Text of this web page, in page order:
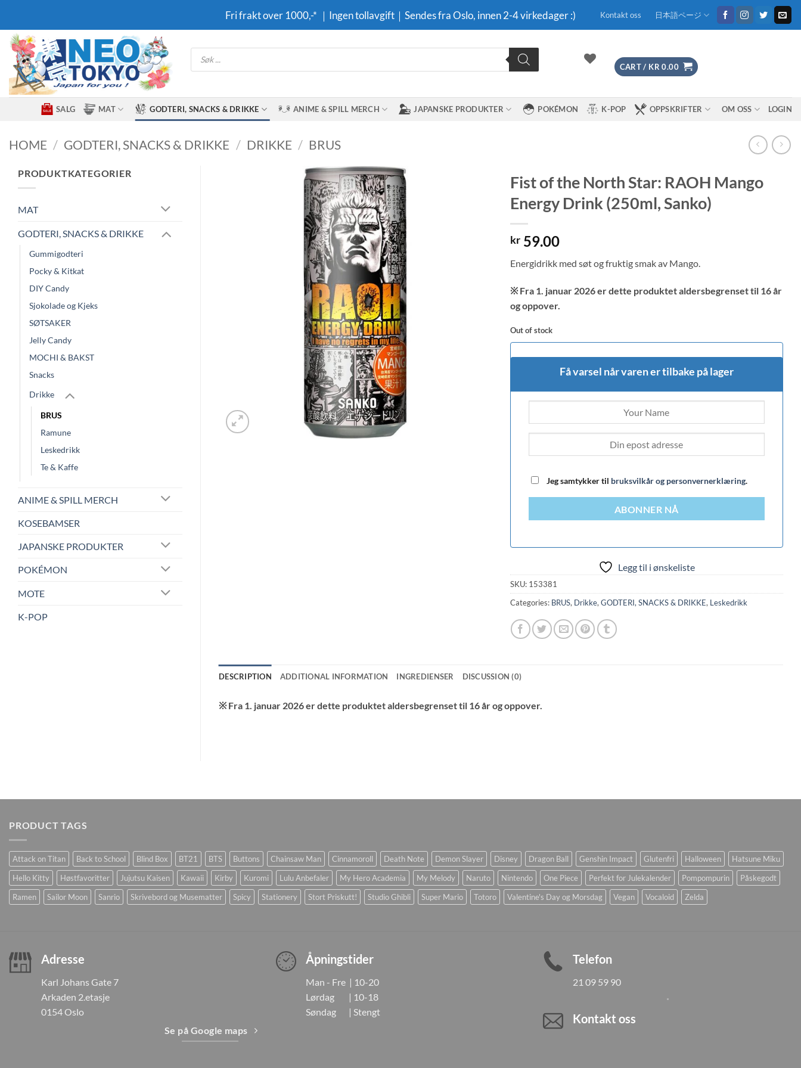
content
Fri frakt over 1000,-* ｜Ingen tollavgift｜Sendes fra Oslo, innen 2-4 virkedager :) Kontakt oss 日本語ページ
Products
search
CART / KR 0.00
SALG MAT GODTERI, SNACKS & DRIKKE ANIME & SPILL MERCH JAPANSKE PRODUKTER POKÉMON K-POP OPPSKRIFTER OM OSS LOGIN
HOME / GODTERI, SNACKS & DRIKKE / DRIKKE / BRUS
PRODUKTKATEGORIER
MAT
GODTERI, SNACKS & DRIKKE
Gummigodteri
Pocky & Kitkat
DIY Candy
Sjokolade og Kjeks
SØTSAKER
Jelly Candy
MOCHI & BAKST
Snacks
Drikke
BRUS
Ramune
Leskedrikk
Te & Kaffe
ANIME & SPILL MERCH
KOSEBAMSER
JAPANSKE PRODUKTER
POKÉMON
MOTE
K-POP
Fist of the North Star: RAOH Mango
Energy Drink (250ml, Sanko)
kr59.00
Energidrikk med søt og fruktig smak av Mango.
※ Fra 1. januar 2026 er dette produktet aldersbegrenset til 16 år
og oppover.
Out of stock
Få varsel når varen er tilbake på lager
Jeg samtykker til bruksvilkår og personvernerklæring.
ABONNER NÅ
Legg til i ønskeliste
SKU: 153381
Categories: BRUS, Drikke,GODTERI, SNACKS & DRIKKE, Leskedrikk
DESCRIPTION ADDITIONAL INFORMATION INGREDIENSER DISCUSSION (0)
※ Fra 1. januar 2026 er dette produktet aldersbegrenset til 16 år og oppover.
PRODUCT TAGS
Attack on Titan Back to School Blind Box BT21 BTS Buttons Chainsaw Man Cinnamoroll Death Note Demon Slayer Disney Dragon Ball Genshin Impact Glutenfri Halloween
Hatsune Miku
Hello Kitty
Høstfavoritter Jujutsu Kaisen Kawaii Kirby Kuromi Lulu Anbefaler My Hero Academia My Melody Naruto Nintendo One Piece Perfekt for Julekalender Pompompurin
Påskegodt
Ramen
Sailor Moon Sanrio Skrivebord og Musematter Spicy Stationery Stort Priskutt! Studio Ghibli Super Mario Totoro Valentine's Day og Morsdag Vegan Vocaloid Zelda
Adresse
Karl Johans Gate 7
Arkaden 2.etasje
0154 Oslo
Se på Google maps
Åpningstider
Man - Fre | 10-20
Lørdag | 10-18
Søndag | Stengt
Telefon
21 09 59 90
Kontakt oss